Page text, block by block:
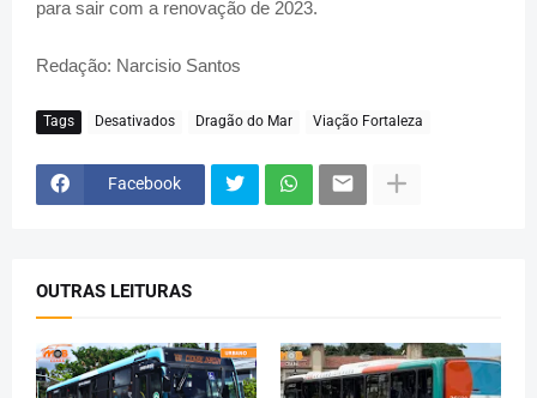
para sair com a renovação de 2023.
Redação: Narcisio Santos
Tags Desativados Dragão do Mar Viação Fortaleza
Facebook
OUTRAS LEITURAS